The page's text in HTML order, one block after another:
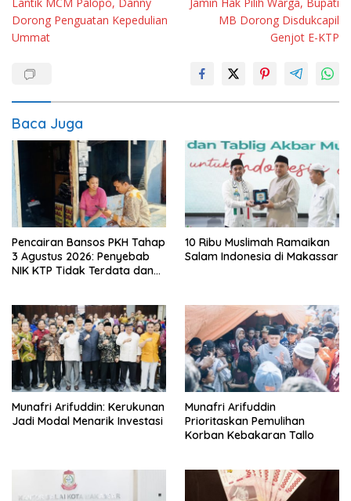
pos
Lantik MCM Palopo, Danny
Dorong Penguatan Kepedulian
Ummat
Jamin Hak Pilih Warga, Bupati
MB Dorong Disdukcapil
Genjot E-KTP
Baca Juga
Pencairan Bansos PKH Tahap
3 Agustus 2026: Penyebab
NIK KTP Tidak Terdata dan
10 Ribu Muslimah Ramaikan
Salam Indonesia di Makassar
Munafri Arifuddin: Kerukunan
Jadi Modal Menarik Investasi
Munafri Arifuddin
Prioritaskan Pemulihan
Korban Kebakaran Tallo